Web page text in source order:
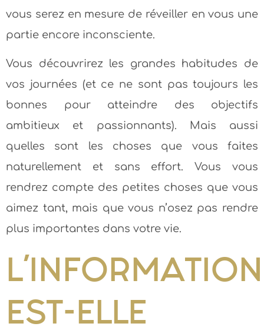
vous serez en mesure de réveiller en vous une
partie encore inconsciente.
Vous découvrirez les grandes habitudes de
vos journées (et ce ne sont pas toujours les
bonnes pour atteindre des objectifs
ambitieux et passionnants). Mais aussi
quelles sont les choses que vous faites
naturellement et sans effort. Vous vous
rendrez compte des petites choses que vous
aimez tant, mais que vous n’osez pas rendre
plus importantes dans votre vie.
L’INFORMATION
EST-ELLE